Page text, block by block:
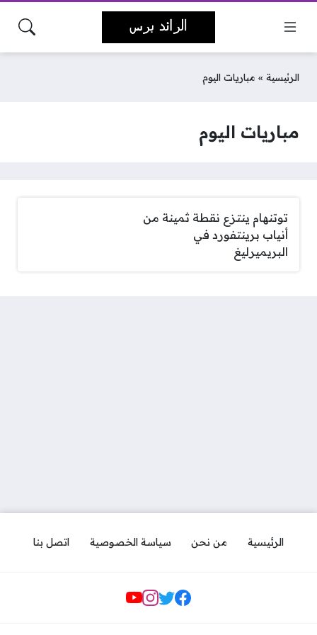
الرئيسية » مباريات اليوم
مباريات اليوم
توتنهام ينتزع نقطة ثمينة من
أنياب برينتفورد في
البريميرليغ
الرئيسية من نحن سياسة الخصوصية اتصل بنا
مواقع التواصل